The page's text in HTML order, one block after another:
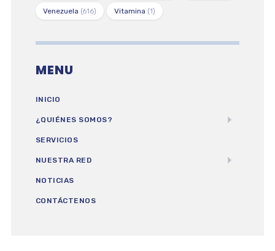
Venezuela (616) Vitamina (1)
MENU
INICIO
¿QUIÉNES SOMOS?
SERVICIOS
NUESTRA RED
NOTICIAS
CONTÁCTENOS